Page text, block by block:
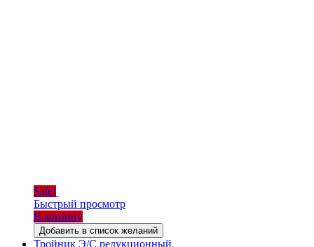
Sale!
Быстрый просмотр
В корзину
Добавить в список желаний
Тройник Э/С редукционный